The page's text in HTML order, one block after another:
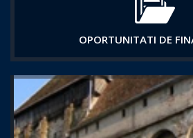
OPORTUNITATI DE